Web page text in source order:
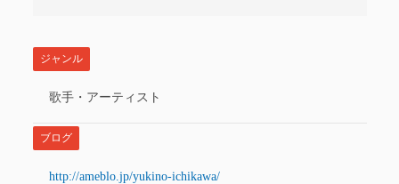
ジャンル
歌手・アーティスト
ブログ
http://ameblo.jp/yukino-ichikawa/